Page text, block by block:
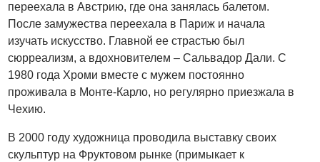
переехала в Австрию, где она занялась балетом.
После замужества переехала в Париж и начала
изучать искусство. Главной ее страстью был
сюрреализм, а вдохновителем – Сальвадор Дали. С
1980 года Хроми вместе с мужем постоянно
проживала в Монте-Карло, но регулярно приезжала в
Чехию.
В 2000 году художница проводила выставку своих
скульптур на Фруктовом рынке (примыкает к